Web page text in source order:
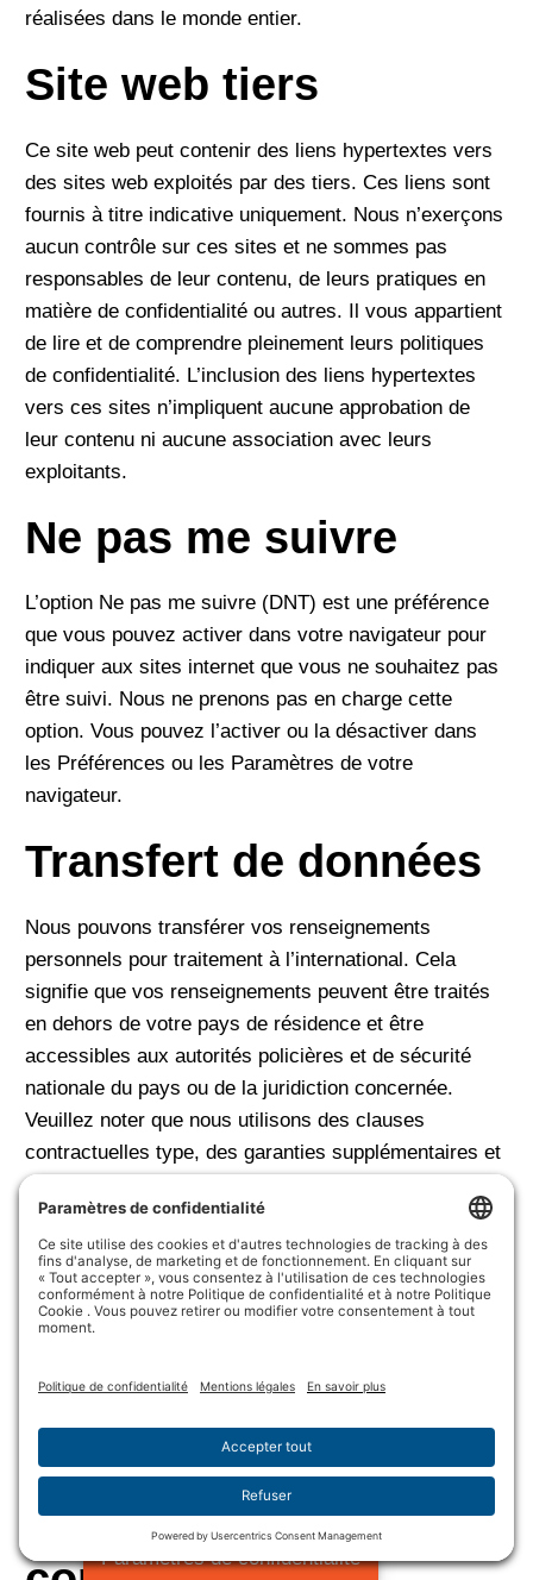
réalisées dans le monde entier.
Site web tiers
Ce site web peut contenir des liens hypertextes vers
des sites web exploités par des tiers. Ces liens sont
fournis à titre indicative uniquement. Nous n’exerçons
aucun contrôle sur ces sites et ne sommes pas
responsables de leur contenu, de leurs pratiques en
matière de confidentialité ou autres. Il vous appartient
de lire et de comprendre pleinement leurs politiques
de confidentialité. L’inclusion des liens hypertextes
vers ces sites n’impliquent aucune approbation de
leur contenu ni aucune association avec leurs
exploitants.
Ne pas me suivre
L’option Ne pas me suivre (DNT) est une préférence
que vous pouvez activer dans votre navigateur pour
indiquer aux sites internet que vous ne souhaitez pas
être suivi. Nous ne prenons pas en charge cette
option. Vous pouvez l’activer ou la désactiver dans
les Préférences ou les Paramètres de votre
navigateur.
Transfert de données
Nous pouvons transférer vos renseignements
personnels pour traitement à l’international. Cela
signifie que vos renseignements peuvent être traités
en dehors de votre pays de résidence et être
accessibles aux autorités policières et de sécurité
nationale du pays ou de la juridiction concernée.
Veuillez noter que nous utilisons des clauses
contractuelles type, des garanties supplémentaires et
des décisions d’adéquation pour encadrer ces
transferts.
Questions
confidentialité, veuillez nous contacter à l’adresse
Modifications à la
politique de
Paramètres de confidentialité